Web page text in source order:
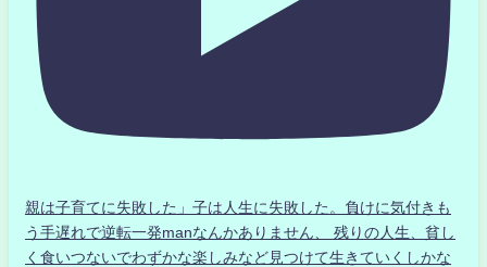
親は子育てに失敗した」子は人生に失敗した。負けに気付きも
う手遅れで逆転一発manなんかありません、 残りの人生、貧し
く食いつないでわずかな楽しみなど見つけて生きていくしかな